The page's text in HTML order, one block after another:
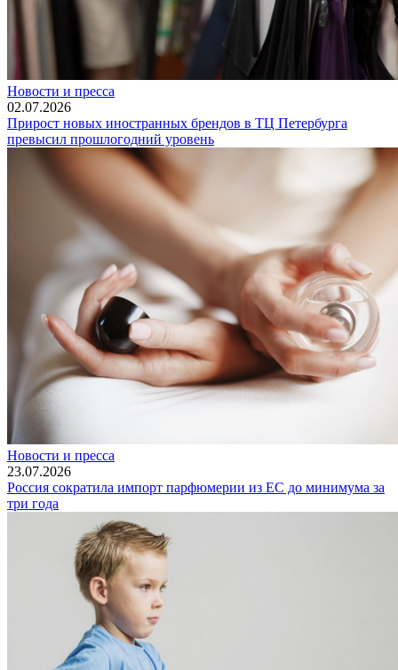
Новости и пресса
02.07.2026
Прирост новых иностранных брендов в ТЦ Петербурга
превысил прошлогодний уровень
Новости и пресса
23.07.2026
Россия сократила импорт парфюмерии из ЕС до минимума за
три года